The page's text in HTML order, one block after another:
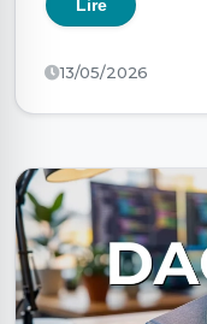
Lire
13/05/2026